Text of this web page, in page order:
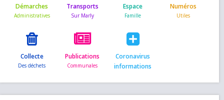
Démarches Transports Espace Numéros
Collecte Publications
Coronavirus
informations